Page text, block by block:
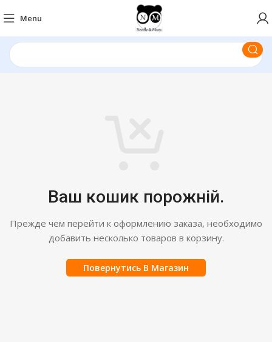
Menu
Ваш кошик порожній.
Прежде чем перейти к оформлению заказа, необходимо
добавить несколько товаров в корзину.
Повернутись В Магазин